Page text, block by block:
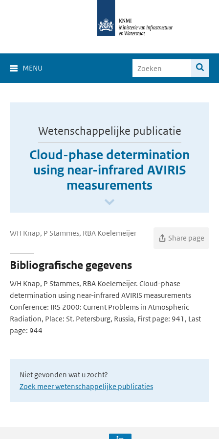
MENU
Wetenschappelijke publicatie
Cloud-phase determination
using near-infrared AVIRIS
measurements
WH Knap, P Stammes, RBA Koelemeijer
Share page
Bibliografische gegevens
WH Knap, P Stammes, RBA Koelemeijer. Cloud-phase
determination using near-infrared AVIRIS measurements
Conference: IRS 2000: Current Problems in Atmospheric
Radiation, Place: St. Petersburg, Russia, First page: 941, Last
page: 944
Niet gevonden wat u zocht?
Zoek meer wetenschappelijke publicaties